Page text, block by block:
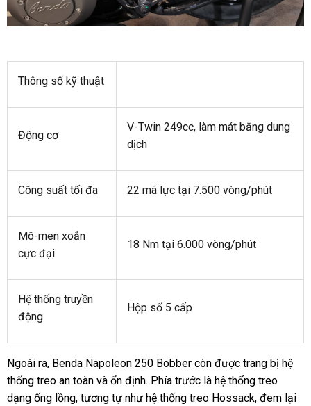
Thông số kỹ thuật
Động cơ
V-Twin 249cc, làm mát bằng dung
dịch
Công suất tối đa 22 mã lực tại 7.500 vòng/phút
Mô-men xoắn
cực đại
18 Nm tại 6.000 vòng/phút
Hệ thống truyền
động
Hộp số 5 cấp
Ngoài ra, Benda Napoleon 250 Bobber còn được trang bị hệ
thống treo an toàn và ổn định. Phía trước là hệ thống treo
dạng ống lồng, tương tự như hệ thống treo Hossack, đem lại